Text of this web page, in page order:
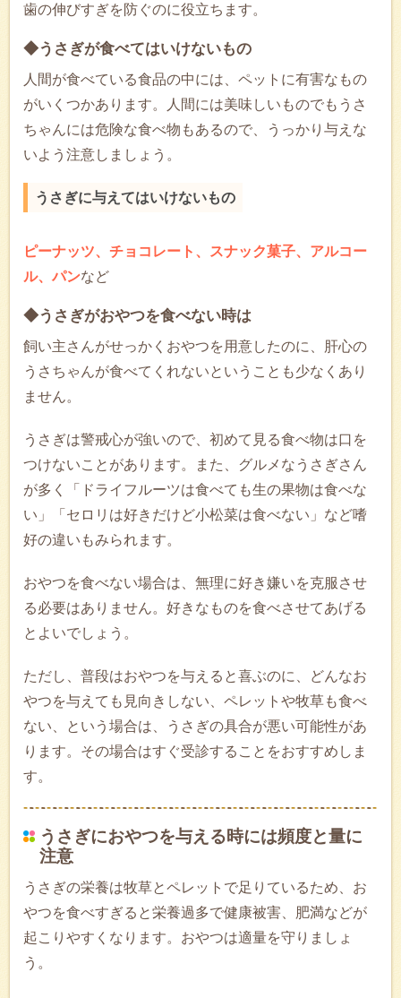
歯の伸びすぎを防ぐのに役立ちます。
◆うさぎが食べてはいけないもの
人間が食べている食品の中には、ペットに有害なもの
がいくつかあります。人間には美味しいものでもうさ
ちゃんには危険な食べ物もあるので、うっかり与えな
いよう注意しましょう。
うさぎに与えてはいけないもの
ピーナッツ、チョコレート、スナック菓子、アルコー
ル、パンなど
◆うさぎがおやつを食べない時は
飼い主さんがせっかくおやつを用意したのに、肝心の
うさちゃんが食べてくれないということも少なくあり
ません。
うさぎは警戒心が強いので、初めて見る食べ物は口を
つけないことがあります。また、グルメなうさぎさん
が多く「ドライフルーツは食べても生の果物は食べな
い」「セロリは好きだけど小松菜は食べない」など嗜
好の違いもみられます。
おやつを食べない場合は、無理に好き嫌いを克服させ
る必要はありません。好きなものを食べさせてあげる
とよいでしょう。
ただし、普段はおやつを与えると喜ぶのに、どんなお
やつを与えても見向きしない、ペレットや牧草も食べ
ない、という場合は、うさぎの具合が悪い可能性があ
ります。その場合はすぐ受診することをおすすめしま
す。
うさぎにおやつを与える時には頻度と量に
注意
うさぎの栄養は牧草とペレットで足りているため、お
やつを食べすぎると栄養過多で健康被害、肥満などが
起こりやすくなります。おやつは適量を守りましょ
う。